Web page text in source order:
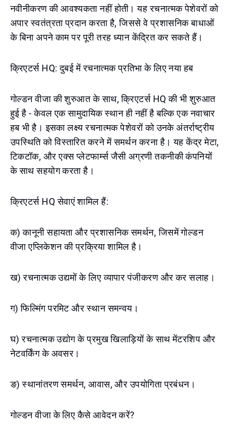
नवीनीकरण की आवश्यकता नहीं होती। यह रचनात्मक पेशेवरों को
अपार स्वतंत्रता प्रदान करता है, जिससे वे प्रशासनिक बाधाओं
के बिना अपने काम पर पूरी तरह ध्यान केंद्रित कर सकते हैं।
क्रिएटर्स HQ: दुबई में रचनात्मक प्रतिभा के लिए नया हब
गोल्डन वीजा की शुरुआत के साथ, क्रिएटर्स HQ की भी शुरुआत
हुई है - केवल एक सामुदायिक स्थान ही नहीं है बल्कि एक नवाचार
हब भी है। इसका लक्ष्य रचनात्मक पेशेवरों को उनके अंतर्राष्ट्रीय
उपस्थिति को विस्तारित करने में समर्थन करना है। यह केंद्र मेटा,
टिकटॉक, और एक्स प्लेटफार्म्स जैसी अग्रणी तकनीकी कंपनियों
के साथ सहयोग करता है।
क्रिएटर्स HQ सेवाएं शामिल हैं:
क) कानूनी सहायता और प्रशासनिक समर्थन, जिसमें गोल्डन
वीजा एप्लिकेशन की प्रक्रिया शामिल है।
ख) रचनात्मक उद्यमों के लिए व्यापार पंजीकरण और कर सलाह।
ग) फिल्मिंग परमिट और स्थान समन्वय।
घ) रचनात्मक उद्योग के प्रमुख खिलाड़ियों के साथ मेंटरशिप और
नेटवर्किंग के अवसर।
ङ) स्थानांतरण समर्थन, आवास, और उपयोगिता प्रबंधन।
गोल्डन वीजा के लिए कैसे आवेदन करें?